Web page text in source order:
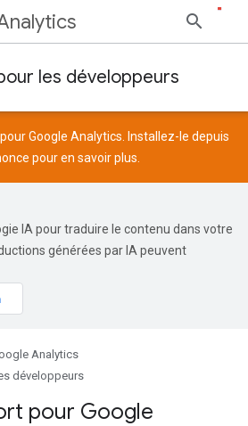
les développeurs
Google Analytics. Installez-le depuis
pour en savoir plus.
IA pour traduire le contenu dans votre
générées par IA peuvent
Analytics
développeurs
pour Google